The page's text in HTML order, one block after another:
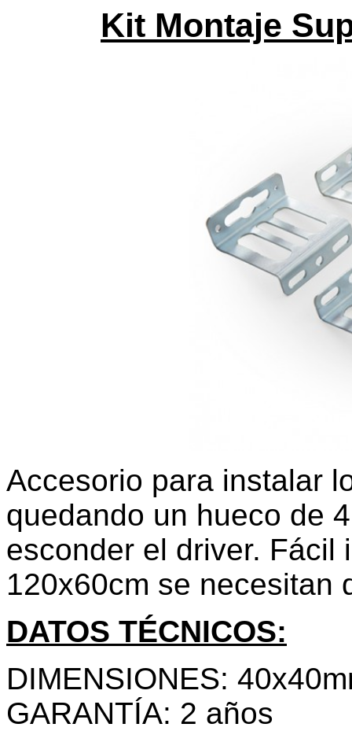
Kit Montaje
Accesorio para instalar
quedando un hueco de
esconder el driver. Fácil
120x60cm se necesitan
DATOS TÉCNICOS:
DIMENSIONES:
GARANTÍA: 2 años